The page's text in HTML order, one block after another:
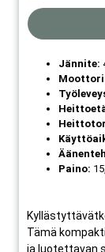
Jännite:
Paino:
Tämä
ja luotettavan